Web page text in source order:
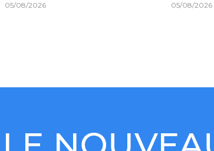
05/08/2026 05/08/2026